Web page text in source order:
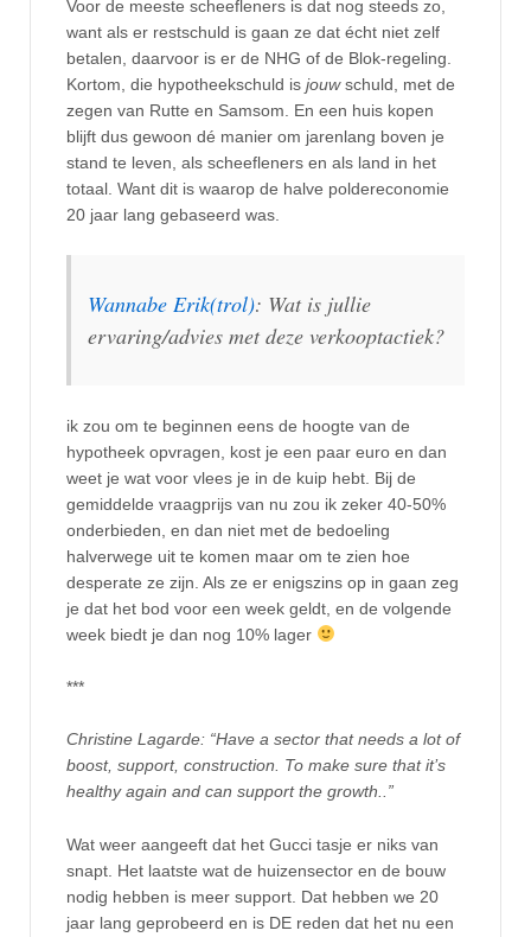
Voor de meeste scheefleners is dat nog steeds zo,
want als er restschuld is gaan ze dat écht niet zelf
betalen, daarvoor is er de NHG of de Blok-regeling.
Kortom, die hypotheekschuld is jouwschuld, met de
zegen van Rutte en Samsom. En een huis kopen
blijft dus gewoon dé manier om jarenlang boven je
stand te leven, als scheefleners en als land in het
totaal. Want dit is waarop de halve poldereconomie
20 jaar lang gebaseerd was.
Wannabe Erik(trol): Wat is jullie
ervaring/advies met deze verkooptactiek?
ik zou om te beginnen eens de hoogte van de
hypotheek opvragen, kost je een paar euro en dan
weet je wat voor vlees je in de kuip hebt. Bij de
gemiddelde vraagprijs van nu zou ik zeker 40-50%
onderbieden, en dan niet met de bedoeling
halverwege uit te komen maar om te zien hoe
desperate ze zijn. Als ze er enigszins op in gaan zeg
je dat het bod voor een week geldt, en de volgende
week biedt je dan nog 10% lager
***
Christine Lagarde: “Have a sector that needs a lot of
boost, support, construction. To make sure that it’s
healthy again and can support the growth..”
Wat weer aangeeft dat het Gucci tasje er niks van
snapt. Het laatste wat de huizensector en de bouw
nodig hebben is meer support. Dat hebben we 20
jaar lang geprobeerd en is DE reden dat het nu een